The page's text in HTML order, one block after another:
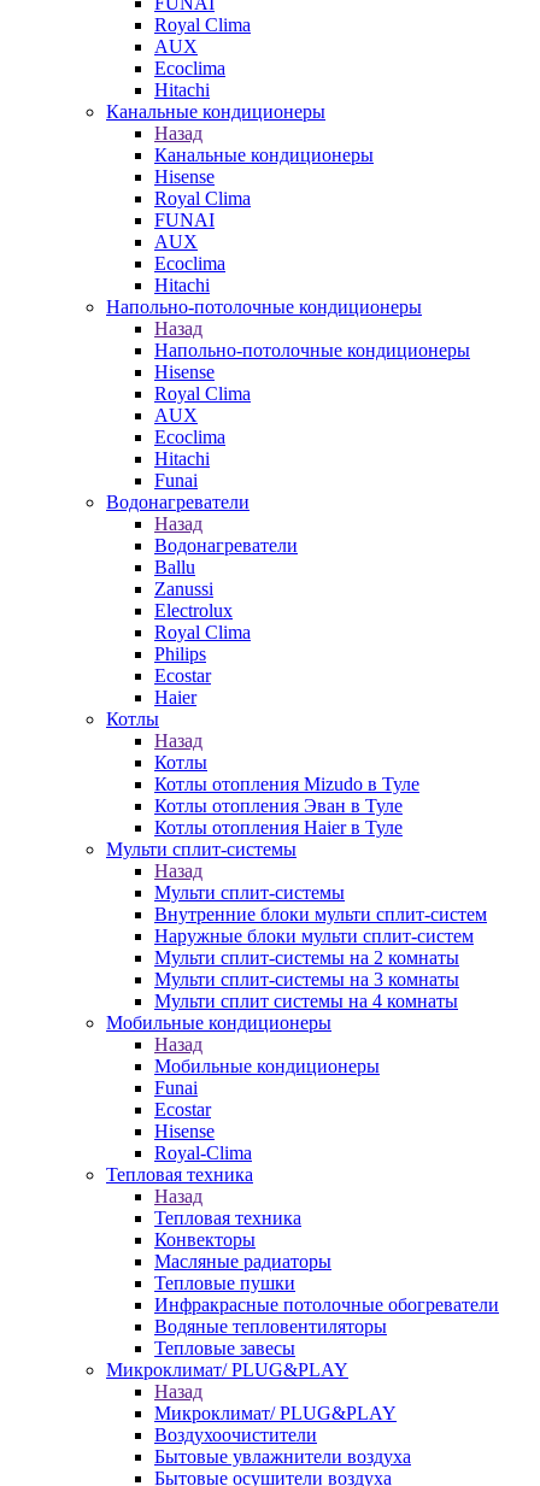
Royal Clima
AUX
Ecoclima
Hitachi
Канальные кондиционеры
Назад
Канальные кондиционеры
Hisense
Royal Clima
FUNAI
AUX
Ecoclima
Hitachi
Напольно-потолочные кондиционеры
Назад
Напольно-потолочные кондиционеры
Hisense
Royal Clima
AUX
Ecoclima
Hitachi
Funai
Водонагреватели
Назад
Водонагреватели
Ballu
Zanussi
Electrolux
Royal Clima
Philips
Ecostar
Haier
Котлы
Назад
Котлы
Котлы отопления Mizudo в Туле
Котлы отопления Эван в Туле
Котлы отопления Haier в Туле
Мульти сплит-системы
Назад
Мульти сплит-системы
Внутренние блоки мульти сплит-систем
Наружные блоки мульти сплит-систем
Мульти сплит-системы на 2 комнаты
Мульти сплит-системы на 3 комнаты
Мульти сплит системы на 4 комнаты
Мобильные кондиционеры
Назад
Мобильные кондиционеры
Funai
Ecostar
Hisense
Royal-Clima
Тепловая техника
Назад
Тепловая техника
Конвекторы
Масляные радиаторы
Тепловые пушки
Инфракрасные потолочные обогреватели
Водяные тепловентиляторы
Тепловые завесы
Микроклимат/ PLUG&PLAY
Назад
Микроклимат/ PLUG&PLAY
Воздухоочистители
Бытовые увлажнители воздуха
Бытовые осушители воздуха